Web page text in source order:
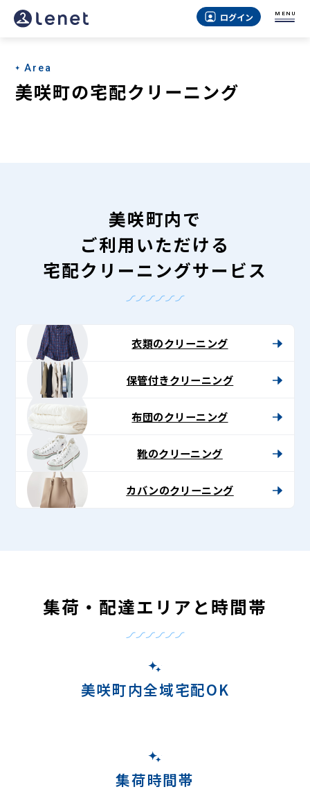
美
町
の
Lenet〈リ
ト〉
ログイン MENU
Area
美咲町の宅配クリーニング
美咲町内で
ご利用いただける
宅配クリーニングサービス
衣類のクリーニング
保管付きクリーニング
布団のクリーニング
靴のクリーニング
カバンのクリーニング
集荷・配達エリアと時間帯
美咲町内全域宅配OK
集荷時間帯